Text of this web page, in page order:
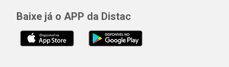
Baixe já o APP da Distac